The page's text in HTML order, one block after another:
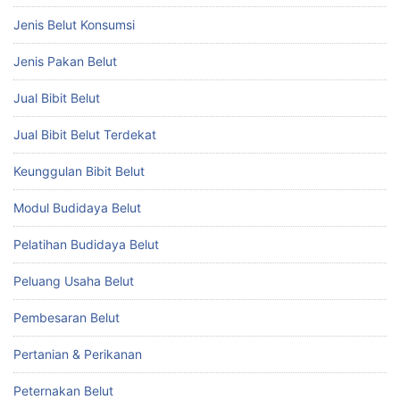
Jenis Belut Konsumsi
Jenis Pakan Belut
Jual Bibit Belut
Jual Bibit Belut Terdekat
Keunggulan Bibit Belut
Modul Budidaya Belut
Pelatihan Budidaya Belut
Peluang Usaha Belut
Pembesaran Belut
Pertanian & Perikanan
Peternakan Belut